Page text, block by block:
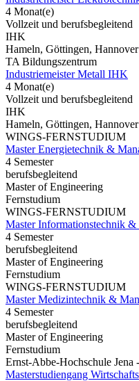
4 Monat(e)
Vollzeit und berufsbegleitend
IHK
Hameln, Göttingen, Hannover
TA Bildungszentrum
Industriemeister Metall IHK
4 Monat(e)
Vollzeit und berufsbegleitend
IHK
Hameln, Göttingen, Hannover
WINGS-FERNSTUDIUM
Master Energietechnik &
4 Semester
berufsbegleitend
Master of Engineering
Fernstudium
WINGS-FERNSTUDIUM
Master Informationstechnik
4 Semester
berufsbegleitend
Master of Engineering
Fernstudium
WINGS-FERNSTUDIUM
Master Medizintechnik &
4 Semester
berufsbegleitend
Master of Engineering
Fernstudium
Ernst-Abbe-Hochschule Jena
Masterstudiengang